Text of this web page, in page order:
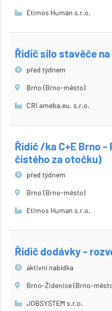
Etimos Human s.r.o.
Řidič silo stavěče na
před týdnem
Brno (Brno-město)
CRI ameba.eu, s.r.o.
Řidič /ka C+E Brno -
čistého za otočku)
před týdnem
Brno (Brno-město)
Etimos Human s.r.o.
Řidič dodávky -
aktivní nabídka
Brno-Židenice (Brno-
JOBSYSTEM s.r.o.